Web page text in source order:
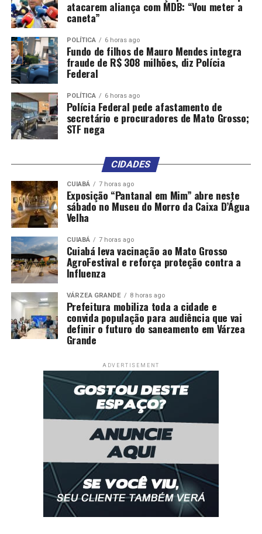
atacarem aliança com MDB: “Vou meter a
caneta”
POLÍTICA 6 horas ago
Fundo de filhos de Mauro Mendes integra
fraude de R$ 308 milhões, diz Polícia
Federal
POLÍTICA 6 horas ago
Polícia Federal pede afastamento de
secretário e procuradores de Mato Grosso;
STF nega
CIDADES
CUIABÁ 7 horas ago
Exposição “Pantanal em Mim” abre neste
sábado no Museu do Morro da Caixa D’Água
Velha
CUIABÁ 7 horas ago
Cuiabá leva vacinação ao Mato Grosso
AgroFestival e reforça proteção contra a
Influenza
VÁRZEA GRANDE 8 horas ago
Prefeitura mobiliza toda a cidade e
convida população para audiência que vai
definir o futuro do saneamento em Várzea
Grande
ADVERTISEMENT